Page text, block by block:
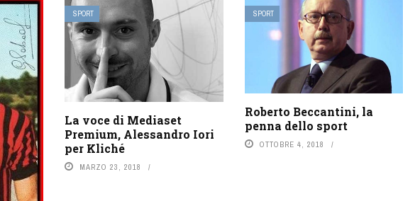
SPORT
La voce di Mediaset
Premium, Alessandro Iori
per Kliché
MARZO 23, 2018
SPORT
Roberto Beccantini, la
penna dello sport
OTTOBRE 4, 2018